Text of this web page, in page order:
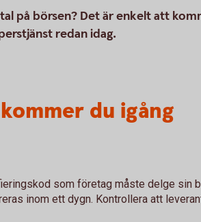
på börsen? Det är enkelt att
redan idag.
du igång
som företag måste delge sin
inom ett dygn. Kontrollera att